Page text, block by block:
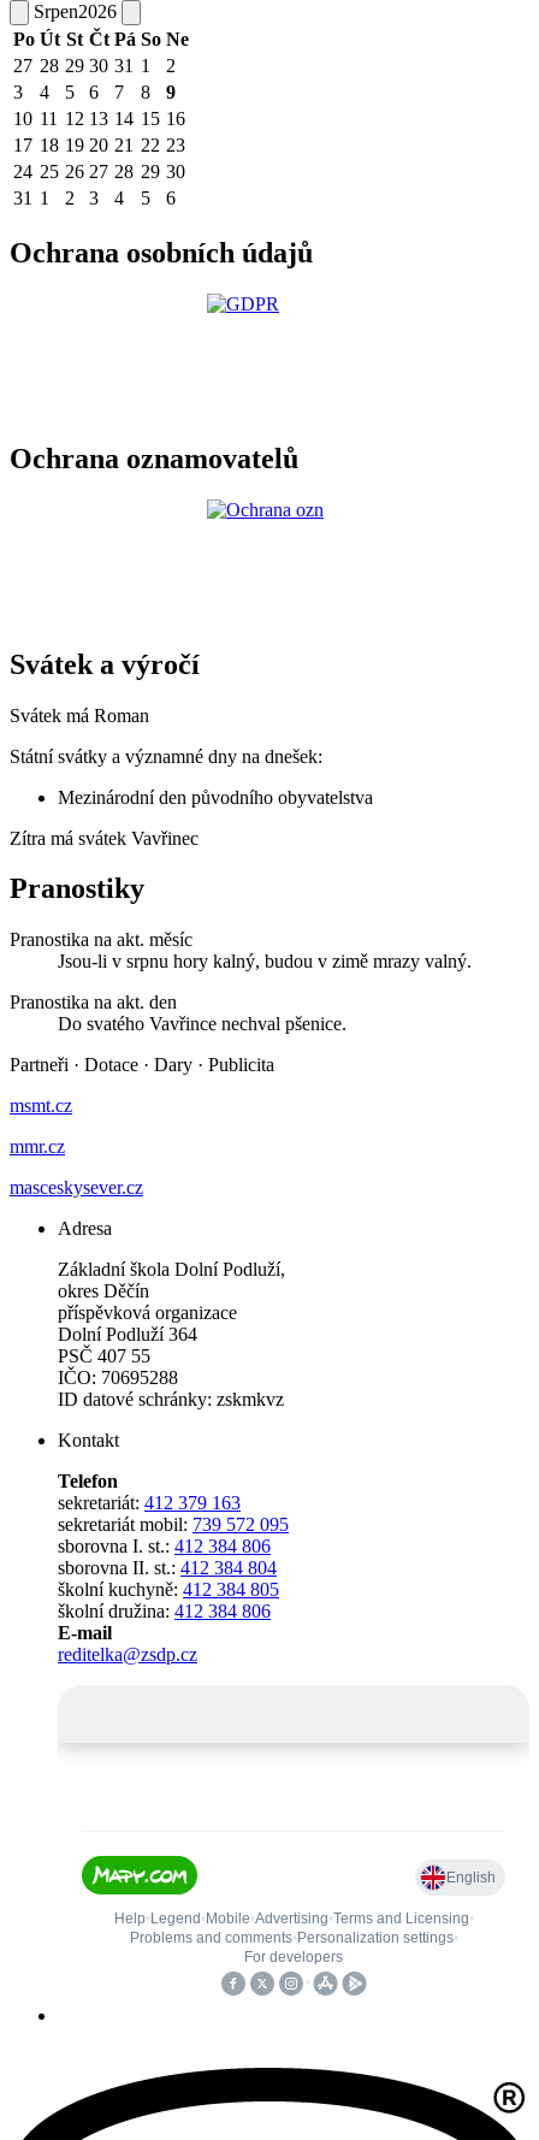
Srpen2026
Po Út St Čt Pá So Ne
27 28 29 30 31 1
2
3
4 5 6 7 8
9
10 11 12 13 14 15 16
17 18 19 20 21 22 23
24 25 26 27 28 29 30
31 1 2 3 4 5 6
Ochrana osobních údajů
Ochrana oznamovatelů
Svátek a výročí
Svátek má Roman
Státní svátky a významné dny na dnešek:
Mezinárodní den původního obyvatelstva
Zítra má svátek Vavřinec
Pranostiky
Pranostika na akt. měsíc
Jsou-li v srpnu hory kalný, budou v zimě mrazy valný.
Pranostika na akt. den
Do svatého Vavřince nechval pšenice.
Partneři · Dotace · Dary · Publicita
msmt.cz
mmr.cz
masceskysever.cz
Adresa
Základní škola Dolní Podluží,
okres Děčín
příspěvková organizace
Dolní Podluží 364
PSČ 407 55
IČO: 70695288
ID datové schránky: zskmkvz
Kontakt
Telefon
sekretariát: 412 379 163
sekretariát mobil: 739 572 095
sborovna I. st.: 412 384 806
sborovna II. st.: 412 384 804
školní kuchyně: 412 384 805
školní družina: 412 384 806
E-mail
reditelka@zsdp.cz